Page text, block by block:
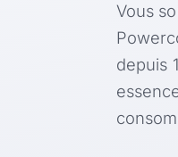
Vous
depuis